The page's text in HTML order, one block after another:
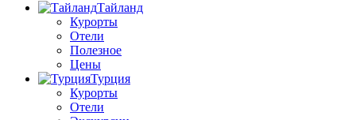
Тайланд
Курорты
Отели
Полезное
Цены
Турция
Курорты
Отели